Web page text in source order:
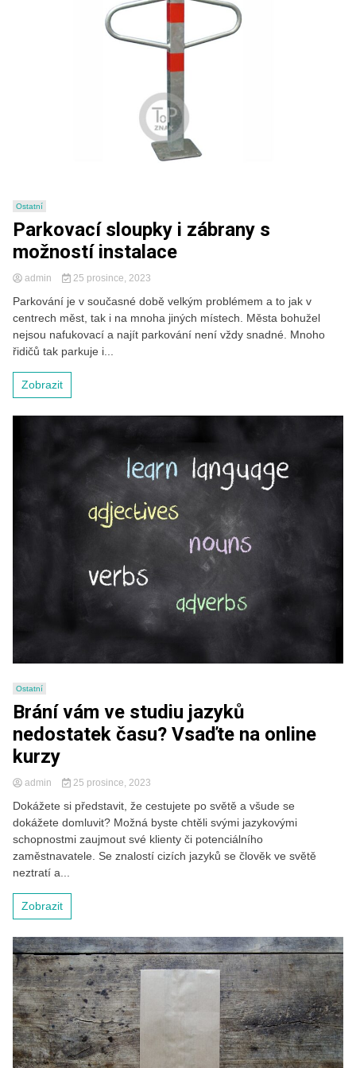
Ostatní
Parkovací sloupky i zábrany s
možností instalace
admin 25 prosince, 2023
Parkování je v současné době velkým problémem a to jak v
centrech měst, tak i na mnoha jiných místech. Města bohužel
nejsou nafukovací a najít parkování není vždy snadné. Mnoho
řidičů tak parkuje i...
Zobrazit
Ostatní
Brání vám ve studiu jazyků
nedostatek času? Vsaďte na online
kurzy
admin 25 prosince, 2023
Dokážete si představit, že cestujete po světě a všude se
dokážete domluvit? Možná byste chtěli svými jazykovými
schopnostmi zaujmout své klienty či potenciálního
zaměstnavatele. Se znalostí cizích jazyků se člověk ve světě
neztratí a...
Zobrazit